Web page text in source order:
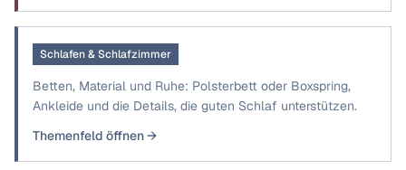
Schlafen & Schlafzimmer
Betten, Material und Ruhe: Polsterbett oder Boxspring,
Ankleide und die Details, die guten Schlaf unterstützen.
Themenfeld öffnen →